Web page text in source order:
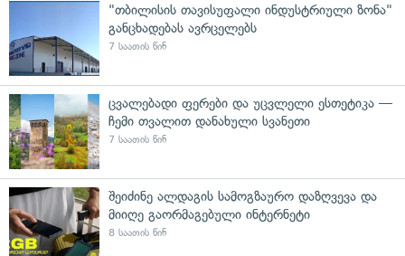
"თბილისის თავისუფალი ინდუსტრიული ზონა"
განცხადებას ავრცელებს
7 საათის წინ
ცვალებადი ფერები და უცვლელი ესთეტიკა —
ჩემი თვალით დანახული სვანეთი
7 საათის წინ
შეიძინე ალდაგის სამოგზაურო დაზღვევა და
მიიღე გაორმაგებული ინტერნეტი
8 საათის წინ